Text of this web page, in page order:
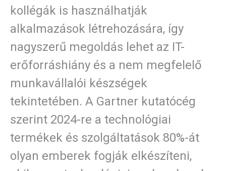
kollégák is használhatják
alkalmazások létrehozására, így
nagyszerű megoldás lehet az IT-
erőforráshiány és a nem megfelelő
munkavállalói készségek
tekintetében. A Gartner kutatócég
szerint 2024-re a technológiai
termékek és szolgáltatások 80%-át
olyan emberek fogják elkészíteni,